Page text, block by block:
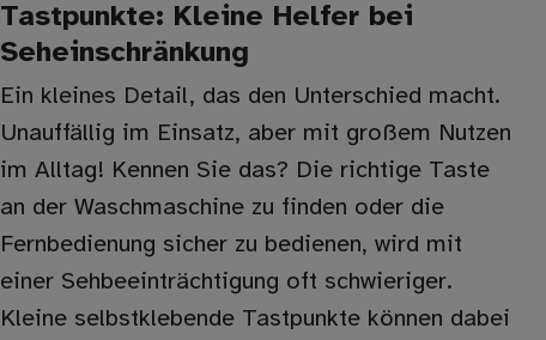
Tastpunkte: Kleine Helfer bei
Seheinschränkung
Ein kleines Detail, das den Unterschied macht.
Unauffällig im Einsatz, aber mit großem Nutzen
im Alltag! Kennen Sie das? Die richtige Taste
an der Waschmaschine zu finden oder die
Fernbedienung sicher zu bedienen, wird mit
einer Sehbeeinträchtigung oft schwieriger.
Kleine selbstklebende Tastpunkte können dabei